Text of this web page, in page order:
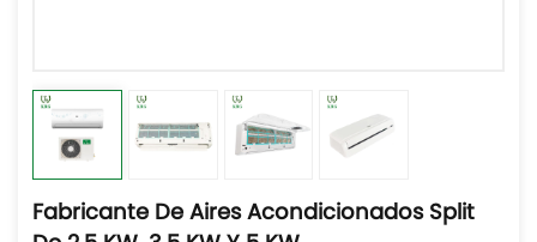
Fabricante De Aires Acondicionados Split